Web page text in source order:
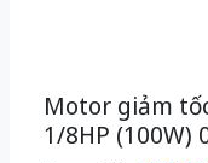
Motor giảm
1/8HP (100W)